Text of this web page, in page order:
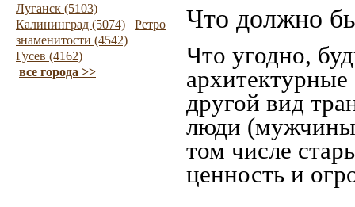
Луганск (5103)
Калининград (5074)
Ретро
знаменитости (4542)
Гусев (4162)
все города >>
Что должно
Что угодно,
другой вид
люди
том числе
ценность и